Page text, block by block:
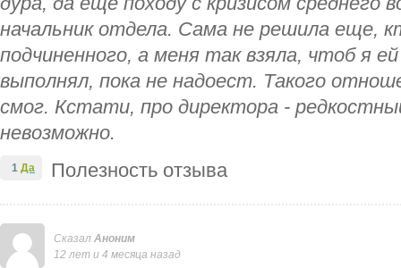
начальник отдела. Сама не решила еще,
подчиненного, а меня так взяла, чтоб я
выполнял, пока не надоест. Такого
смог. Кстати, про директора -
невозможно.
Полезность отзыва
1 Да
Сказал Аноним
12 лет и 4 месяца назад